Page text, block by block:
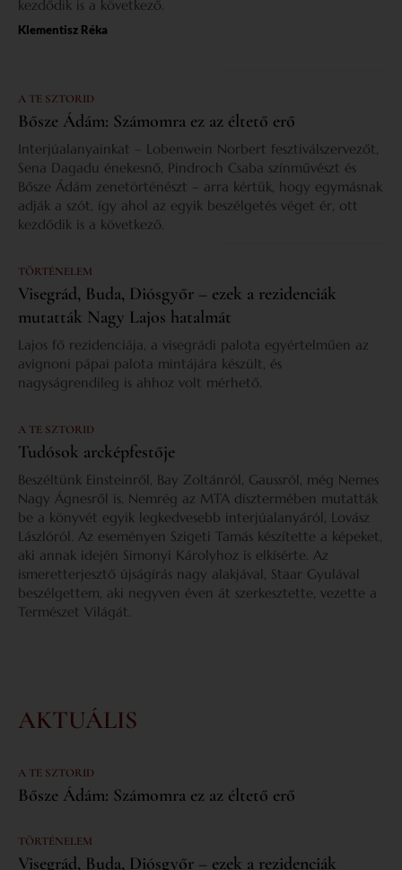
kezdődik is a következő.
Klementisz Réka
A TE SZTORID
Bősze Ádám: Számomra ez az éltető erő
Interjúalanyainkat – Lobenwein Norbert fesztiválszervezőt,
Sena Dagadu énekesnő, Pindroch Csaba színművészt és
Bősze Ádám zenetörténészt – arra kértük, hogy egymásnak
adják a szót, így ahol az egyik beszélgetés véget ér, ott
kezdődik is a következő.
TÖRTÉNELEM
Visegrád, Buda, Diósgyőr – ezek a rezidenciák
mutatták Nagy Lajos hatalmát
Lajos fő rezidenciája, a visegrádi palota egyértelműen az
avignoni pápai palota mintájára készült, és
nagyságrendileg is ahhoz volt mérhető.
A TE SZTORID
Tudósok arcképfestője
Beszéltünk Einsteinről, Bay Zoltánról, Gaussról, még Nemes
Nagy Ágnesről is. Nemrég az MTA dísztermében mutatták
be a könyvét egyik legkedvesebb interjúalanyáról, Lovász
Lászlóról. Az eseményen Szigeti Tamás készítette a képeket,
aki annak idején Simonyi Károlyhoz is elkísérte. Az
ismeretterjesztő újságírás nagy alakjával, Staar Gyulával
beszélgettem, aki negyven éven át szerkesztette, vezette a
Természet Világát.
AKTUÁLIS
A TE SZTORID
Bősze Ádám: Számomra ez az éltető erő
TÖRTÉNELEM
Visegrád, Buda, Diósgyőr – ezek a rezidenciák